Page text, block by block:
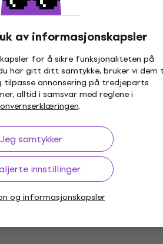
av informasjonskapsler
for å sikre funksjonaliteten på
har gitt ditt samtykke, bruker vi dem
annonsering på tredjeparts
alltid i samsvar med reglene i
.
Jeg samtykker
innstillinger
og informasjonskapsler